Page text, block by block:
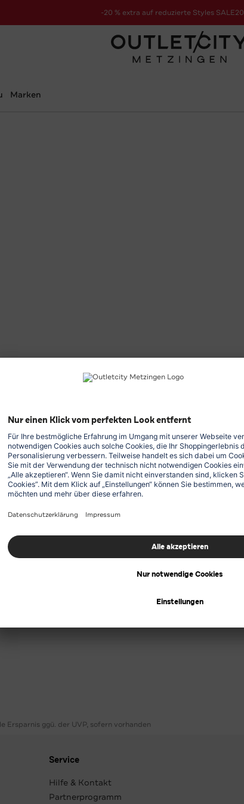
-20 % extra auf reduzierte Styles SALE20
zur Aktion
Marken
Ersparnis ggü. der UVP, sofern vorhanden
Service
Hilfe & Kontakt
Partnerprogramm